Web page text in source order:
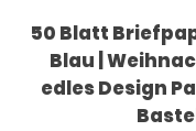
50 Blatt
Blau |
edles Design